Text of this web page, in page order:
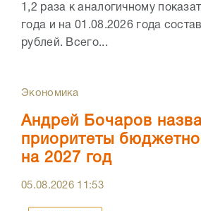
1,2 раза к аналогичному
года и на 01.08.2026 года
рублей. Всего...
Экономика
Андрей Бочаров
приоритеты
на 2027 год
05.08.2026 11:53